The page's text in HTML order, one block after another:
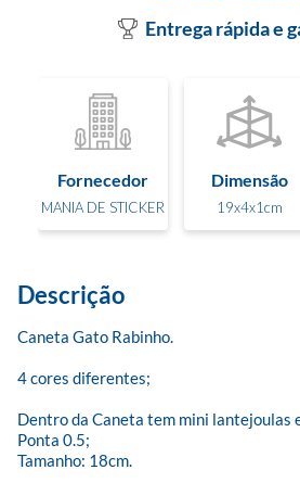
Entrega rápida e
Fornecedor
MANIA DE STICKER
Dimensão
19x4x1cm
Descrição
Caneta Gato Rabinho.
4 cores diferentes;
Dentro da Caneta tem mini lantejoulas
Ponta 0.5;
Tamanho: 18cm.